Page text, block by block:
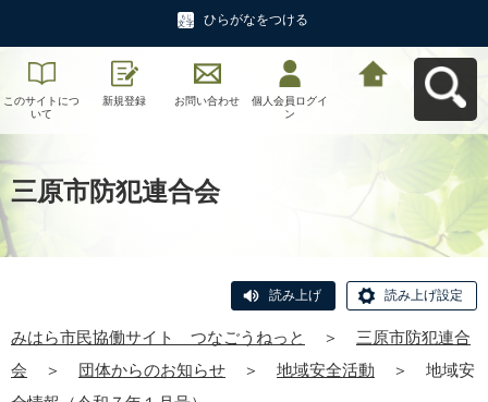
ひらがなをつける
このサイトにつ
いて
新規登録 お問い合わせ
個人会員ログイ
ン
三原市防犯連合会
読み上げ 読み上げ設定
みはら市民協働サイト つなごうねっと ＞
三原市防犯連合
会
＞ 団体からのお知らせ ＞ 地域安全活動 ＞
地域安